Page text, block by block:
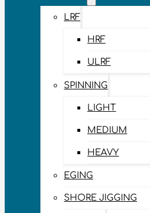
LRF
HRF
ULRF
SPINNING
LIGHT
MEDIUM
HEAVY
EGING
SHORE JIGGING